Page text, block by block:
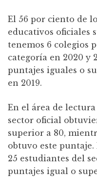
El 56 por ciento de
educativos oficiales
tenemos 6 colegios
categoría en 2020 y
puntajes iguales o
en 2019.
En el área de
sector oficial
superior a 80,
obtuvo este puntaje.
25 estudiantes del
puntajes igual o